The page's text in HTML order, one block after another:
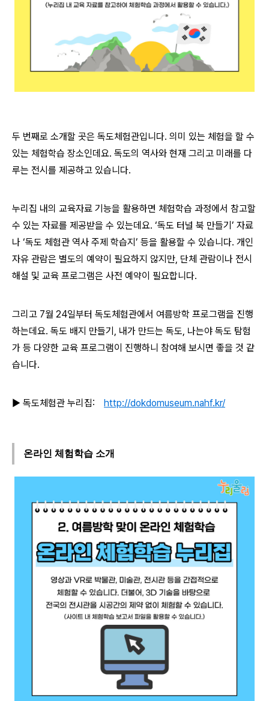
두 번째로 소개할 곳은 독도체험관입니다. 의미 있는 체험을 할 수
있는 체험학습 장소인데요. 독도의 역사와 현재 그리고 미래를 다
루는 전시를 제공하고 있습니다.
누리집 내의 교육자료 기능을 활용하면 체험학습 과정에서 참고할
수 있는 자료를 제공받을 수 있는데요. ‘독도 터널 북 만들기’ 자료
나 ‘독도 체험관 역사 주제 학습지’ 등을 활용할 수 있습니다. 개인
자유 관람은 별도의 예약이 필요하지 않지만, 단체 관람이나 전시
해설 및 교육 프로그램은 사전 예약이 필요합니다.
그리고 7월 24일부터 독도체험관에서 여름방학 프로그램을 진행
하는데요. 독도 배지 만들기, 내가 만드는 독도, 나는야 독도 탐험
가 등 다양한 교육 프로그램이 진행하니 참여해 보시면 좋을 것 같
습니다.
▶ 독도체험관 누리집: http://dokdomuseum.nahf.kr/
온라인 체험학습 소개